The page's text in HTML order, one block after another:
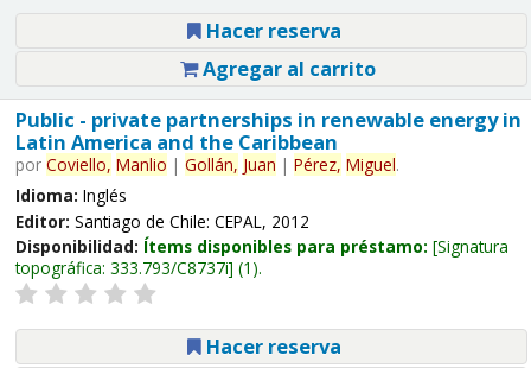
Hacer reserva
Agregar al carrito
Public - private partnerships in renewable energy in
Latin America and the Caribbean
por Coviello, Manlio | Gollán, Juan | Pérez, Miguel.
Idioma: Inglés
Editor: Santiago de Chile: CEPAL, 2012
Disponibilidad: Ítems disponibles para préstamo: Signatura
topográfica: 333.793/C8737i (1).
Hacer reserva